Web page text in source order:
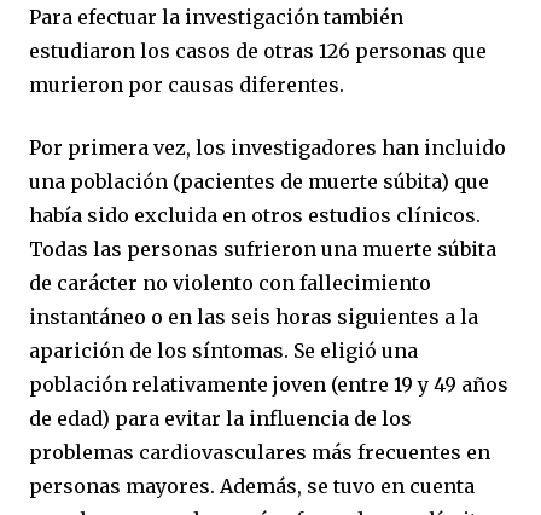
Para efectuar la investigación también
estudiaron los casos de otras 126 personas que
murieron por causas diferentes.
Por primera vez, los investigadores han incluido
una población (pacientes de muerte súbita) que
había sido excluida en otros estudios clínicos.
Todas las personas sufrieron una muerte súbita
de carácter no violento con fallecimiento
instantáneo o en las seis horas siguientes a la
aparición de los síntomas. Se eligió una
población relativamente joven (entre 19 y 49 años
de edad) para evitar la influencia de los
problemas cardiovasculares más frecuentes en
personas mayores. Además, se tuvo en cuenta